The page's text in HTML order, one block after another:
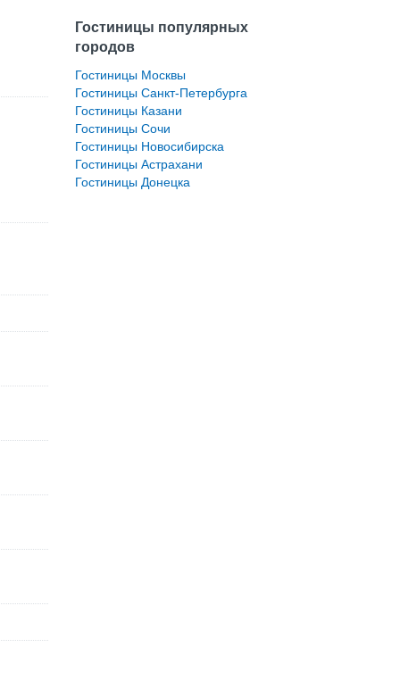
Гостиницы популярных
городов
Гостиницы Москвы
Гостиницы Санкт-Петербурга
Гостиницы Казани
Гостиницы Сочи
Гостиницы Новосибирска
Гостиницы Астрахани
Гостиницы Донецка